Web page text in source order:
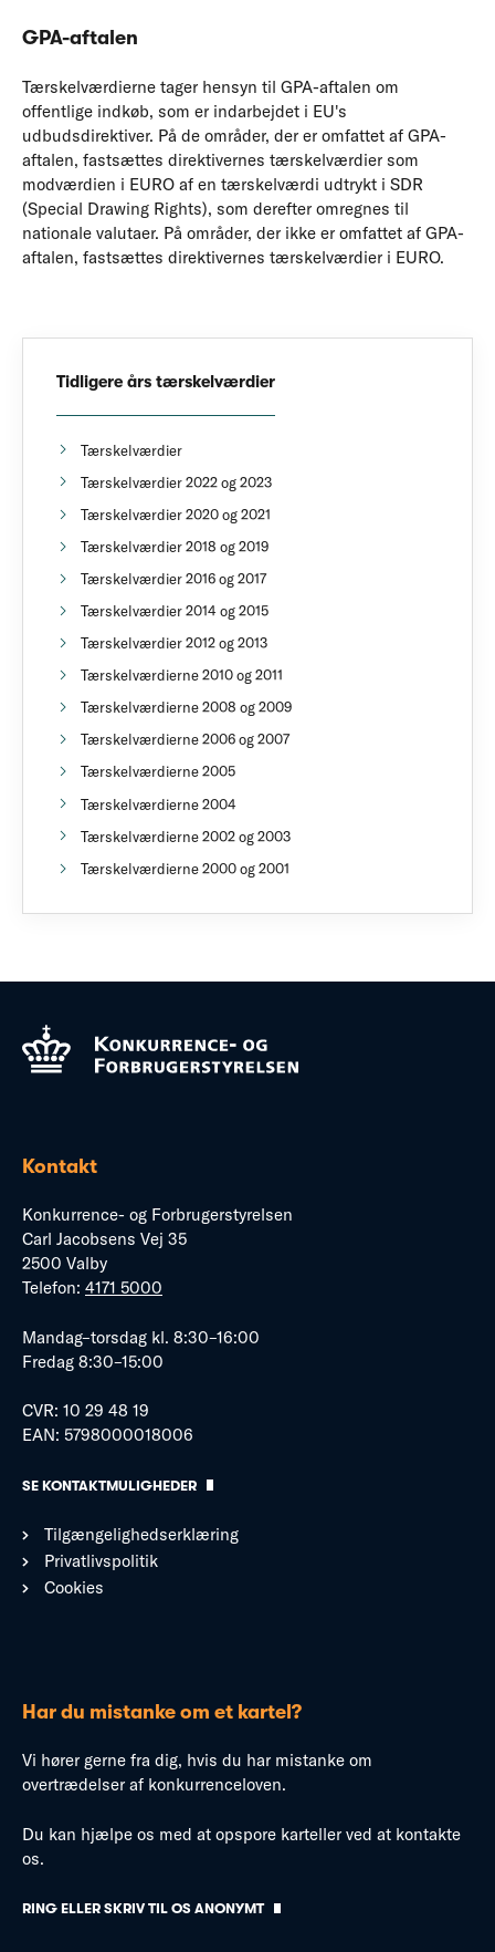
GPA-aftalen
Tærskelværdierne tager hensyn til GPA-aftalen om
offentlige indkøb, som er indarbejdet i EU's
udbudsdirektiver. På de områder, der er omfattet af GPA-
aftalen, fastsættes direktivernes tærskelværdier som
modværdien i EURO af en tærskelværdi udtrykt i SDR
(Special Drawing Rights), som derefter omregnes til
nationale valutaer. På områder, der ikke er omfattet af GPA-
aftalen, fastsættes direktivernes tærskelværdier i EURO.
Tidligere års tærskelværdier
Tærskelværdier
Tærskelværdier 2022 og 2023
Tærskelværdier 2020 og 2021
Tærskelværdier 2018 og 2019
Tærskelværdier 2016 og 2017
Tærskelværdier 2014 og 2015
Tærskelværdier 2012 og 2013
Tærskelværdierne 2010 og 2011
Tærskelværdierne 2008 og 2009
Tærskelværdierne 2006 og 2007
Tærskelværdierne 2005
Tærskelværdierne 2004
Tærskelværdierne 2002 og 2003
Tærskelværdierne 2000 og 2001
Kontakt
Konkurrence- og Forbrugerstyrelsen
Carl Jacobsens Vej 35
2500 Valby
Telefon: 4171 5000
Mandag–torsdag kl. 8:30–16:00
Fredag 8:30–15:00
CVR: 10 29 48 19
EAN: 5798000018006
SE KONTAKTMULIGHEDER
Tilgængelighedserklæring
Privatlivspolitik
Cookies
Har du mistanke om et kartel?
Vi hører gerne fra dig, hvis du har mistanke om
overtrædelser af konkurrenceloven.
Du kan hjælpe os med at opspore karteller ved at kontakte
os.
RING ELLER SKRIV TIL OS ANONYMT